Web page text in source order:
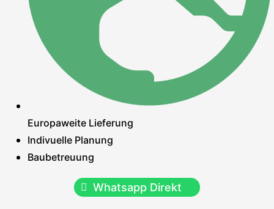
Europaweite Lieferung
Indivuelle Planung
Baubetreuung
Whatsapp Direkt